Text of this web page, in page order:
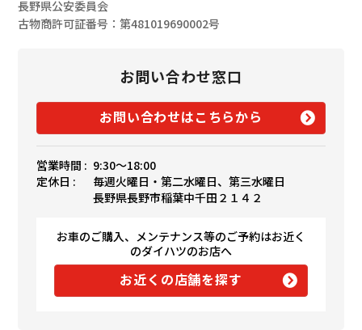
長野県公安委員会
古物商許可証番号：第481019690002号
お問い合わせ窓口
お問い合わせはこちらから
営業時間 : 9:30〜18:00
定休日 :
毎週火曜日・第二水曜日、第三水曜日
長野県長野市稲葉中千田２１４２
お車のご購入、メンテナンス等のご予約はお近く
のダイハツのお店へ
お近くの店舗を探す